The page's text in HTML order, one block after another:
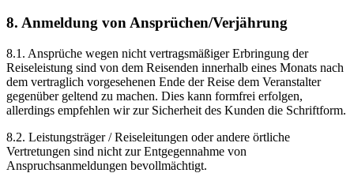
8. Anmeldung von Ansprüchen/Verjährung
8.1. Ansprüche wegen nicht vertragsmäßiger Erbringung der
Reiseleistung sind von dem Reisenden innerhalb eines Monats nach
dem vertraglich vorgesehenen Ende der Reise dem Veranstalter
gegenüber geltend zu machen. Dies kann formfrei erfolgen,
allerdings empfehlen wir zur Sicherheit des Kunden die Schriftform.
8.2. Leistungsträger / Reiseleitungen oder andere örtliche
Vertretungen sind nicht zur Entgegennahme von
Anspruchsanmeldungen bevollmächtigt.